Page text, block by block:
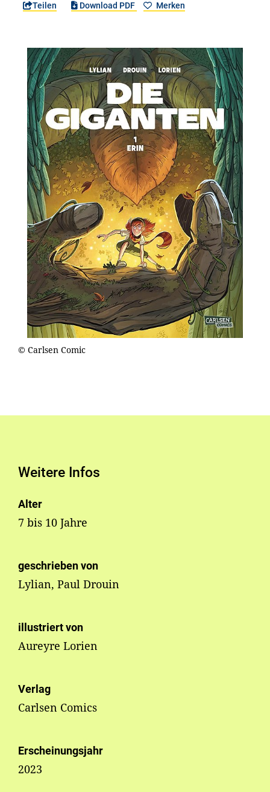
Teilen Download PDF Merken
© Carlsen Comic
Weitere Infos
Alter
7 bis 10 Jahre
geschrieben von
Lylian, Paul Drouin
illustriert von
Aureyre Lorien
Verlag
Carlsen Comics
Erscheinungsjahr
2023